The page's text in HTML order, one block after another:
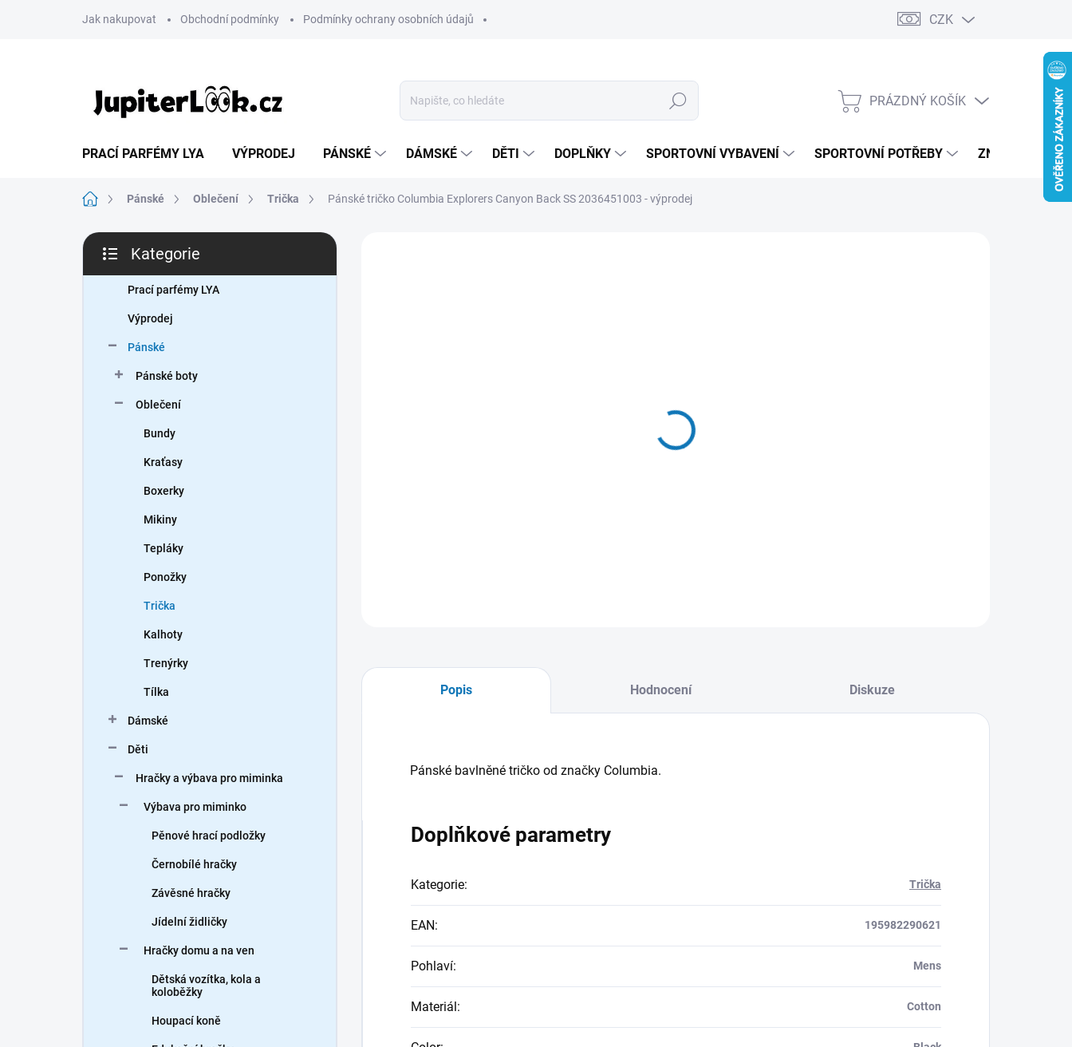
Jak nakupovat Obchodní podmínky Podmínky ochrany osobních údajů CZK
Hledat
NÁKUPNÍ
PRÁZDNÝ KOŠÍK
PRACÍ PARFÉMY LYA VÝPRODEJ PÁNSKÉ DÁMSKÉ DĚTI DOPLŇKY SPORTOVNÍ VYBAVENÍ SPORTOVNÍ POTŘEBY ZNAČKY
Domů Pánské Oblečení Trička Pánské tričko Columbia Explorers Canyon Back SS 2036451003 - výprodej
P
s
kategorie
Kategorie
Prací parfémy LYA
Výprodej
Pánské
Pánské boty
Oblečení
Bundy
Kraťasy
Boxerky
Mikiny
Tepláky
Ponožky
Trička
Kalhoty
Trenýrky
Tílka
Dámské
Děti
Hračky a výbava pro miminka
Výbava pro miminko
Pěnové hrací podložky
Černobílé hračky
Závěsné hračky
Jídelní židličky
Hračky domu a na ven
Dětská vozítka, kola a
koloběžky
Houpací koně
MŮŽEME DORUČIT DO:
17.8.2026
Popis Hodnocení Diskuze
Pánské bavlněné tričko od značky Columbia.
Doplňkové parametry
Kategorie: Trička
EAN: 195982290621
Pohlaví: Mens
Materiál: Cotton